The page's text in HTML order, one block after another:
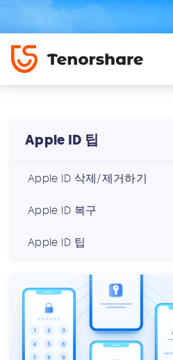
Apple ID 팁
Apple ID 삭제/제거하기
Apple ID 복구
Apple ID 팁